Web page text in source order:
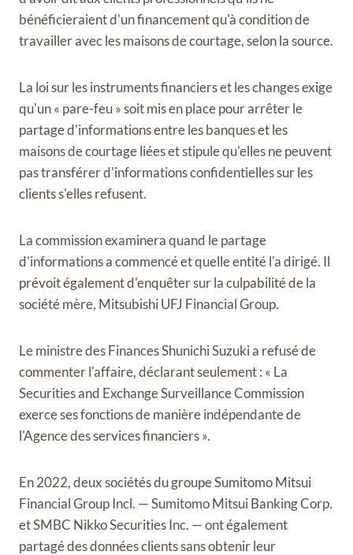
bénéficieraient d'un financement qu'à condition de
travailler avec les maisons de courtage, selon la source.
La loi sur les instruments financiers et les changes exige
qu'un « pare-feu » soit mis en place pour arrêter le
partage d'informations entre les banques et les
maisons de courtage liées et stipule qu'elles ne peuvent
pas transférer d'informations confidentielles sur les
clients s'elles refusent.
La commission examinera quand le partage
d'informations a commencé et quelle entité l'a dirigé. Il
prévoit également d'enquêter sur la culpabilité de la
société mère, Mitsubishi UFJ Financial Group.
Le ministre des Finances Shunichi Suzuki a refusé de
commenter l'affaire, déclarant seulement : « La
Securities and Exchange Surveillance Commission
exerce ses fonctions de manière indépendante de
l'Agence des services financiers ».
En 2022, deux sociétés du groupe Sumitomo Mitsui
Financial Group Incl. — Sumitomo Mitsui Banking Corp.
et SMBC Nikko Securities Inc. — ont également
partagé des données clients sans obtenir leur